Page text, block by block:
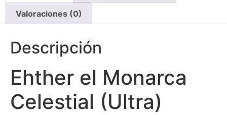
Valoraciones (0)
Descripción
Ehther el Monarca
Celestial (Ultra)